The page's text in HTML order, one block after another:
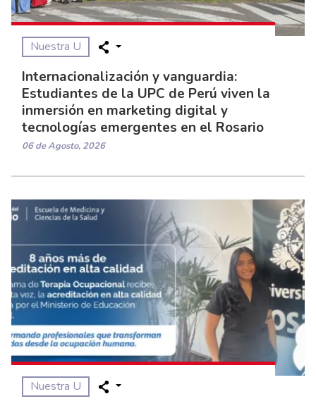
Nuestra U
Internacionalización y vanguardia:
Estudiantes de la UPC de Perú viven la
inmersión en marketing digital y
tecnologías emergentes en el Rosario
06 de Agosto, 2026
Nuestra U